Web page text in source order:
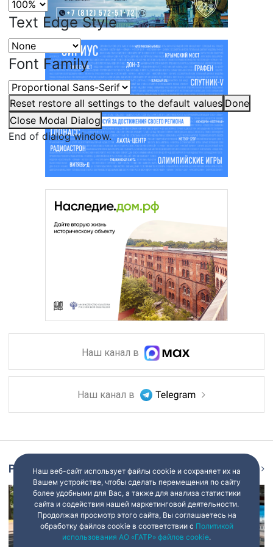
Text Edge Style
Font Family
Reset restore all settings to the default values Done
Close Modal Dialog
End of dialog window.
Наш канал в
Наш канал в
Репортаж
Наш веб-сайт использует файлы cookie и сохраняет их на
Вашем устройстве, чтобы сделать перемещения по сайту
более удобными для Вас, а также для анализа статистики
сайта и содействия нашей маркетинговой деятельности.
Продолжая просмотр этого сайта, Вы соглашаетесь на
обработку файлов cookie в соответствии с Политикой
использования АО «ГАТР» файлов cookie.